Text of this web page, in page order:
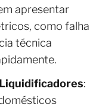
apresentar
como falha
técnica
: